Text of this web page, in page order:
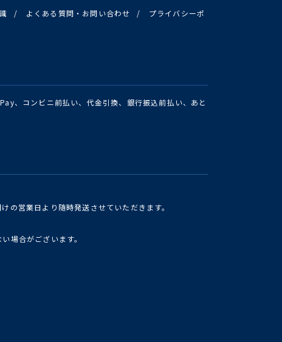
/ よくある質問・お問い合わせ /
プライバシーポ
、コンビニ前払い、代金引換、銀行振込前払い、あと
の営業日より随時発送させていただきます。
場合がございます。